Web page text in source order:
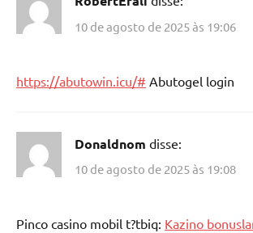
10 de agosto de 2025 às 19:06
https://abutowin.icu/# Abutogel login
Donaldnom disse:
10 de agosto de 2025 às 19:08
Pinco casino mobil t?tbiq: Kazino